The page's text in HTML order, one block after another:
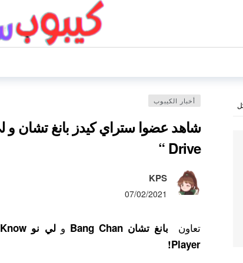
أخبار الكيبوب
شاهد عضوا ستراي كيدز بانغ تشان
Drive “
KPS
07/02/2021
تعاون بانغ تشان Bang Chan و لي نو Lee Know
Player!